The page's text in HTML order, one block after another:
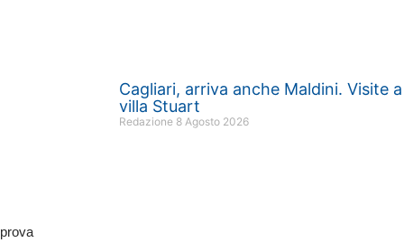
Cagliari, arriva anche Maldini. Visite a
villa Stuart
Redazione 8 Agosto 2026
prova